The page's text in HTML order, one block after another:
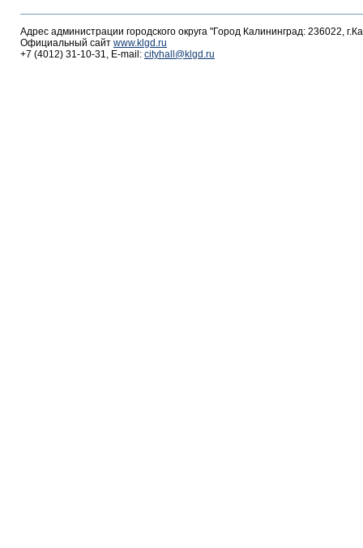
Адрес администрации городского округа "Город Калининград: 236022,
Официальный сайт www.klgd.ru
+7 (4012) 31-10-31, E-mail: cityhall@klgd.ru